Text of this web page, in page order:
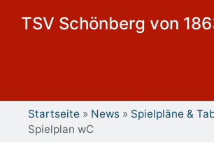
TSV Schönberg von
Startseite » News » Spielpläne &
Spielplan wC